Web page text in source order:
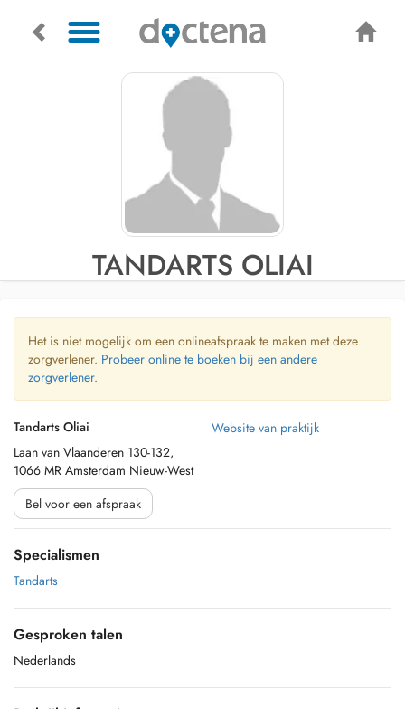
TANDARTS OLIAI
Het is niet mogelijk om een onlineafspraak te maken met deze
zorgverlener. Probeer online te boeken bij een andere
zorgverlener.
Tandarts Oliai
Laan van Vlaanderen 130-132,
1066 MR Amsterdam Nieuw-West
Website van praktijk
Bel voor een afspraak
Specialismen
Tandarts
Gesproken talen
Nederlands